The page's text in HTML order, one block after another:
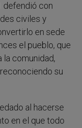
defendió con
civiles y
en sede
el pueblo, que
la comunidad,
su
al hacerse
en el que todo